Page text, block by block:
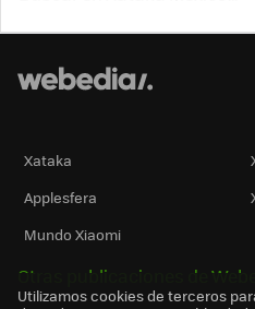
Xataka
Applesfera
Mundo Xiaomi
Otras publicaciones de
Utilizamos cookies de terceros